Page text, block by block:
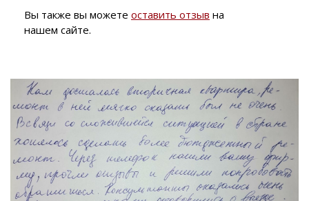
Вы также вы можете оставить отзыв на
нашем сайте.